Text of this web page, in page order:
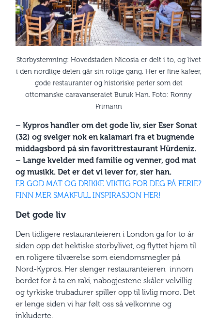
Storbystemning: Hovedstaden Nicosia er delt i to, og livet
i den nordlige delen går sin rolige gang. Her er fine kafeer,
gode restauranter og historiske perler som det
ottomanske caravanseraiet Buruk Han. Foto: Ronny
Frimann
– Kypros handler om det gode liv, sier Eser Sonat
(32) og svelger nok en kalamari fra et bugnende
middagsbord på sin favorittrestaurant Hürdeniz.
– Lange kvelder med familie og venner, god mat
og musikk. Det er det vi lever for, sier han.
ER GOD MAT OG DRIKKE VIKTIG FOR DEG PÅ FERIE?
FINN MER SMAKFULL INSPIRASJON HER!
Det gode liv
Den tidligere restauranteieren i London ga for to år
siden opp det hektiske storbylivet, og flyttet hjem til
en roligere tilværelse som eiendomsmegler på
Nord-Kypros. Her slenger restauranteieren innom
bordet for å ta en raki, nabogjestene skåler velvillig
og tyrkiske trubadurer spiller opp til livlig moro. Det
er lenge siden vi har følt oss så velkomne og
inkluderte.